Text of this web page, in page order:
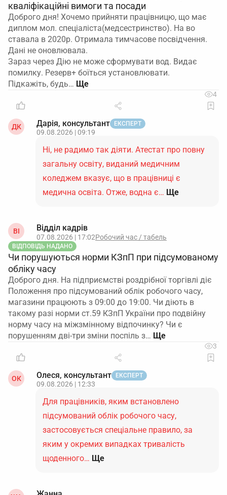
кваліфікаційні вимоги та посади
Доброго дня! Хочемо прийняти працівницю, що має
диплом мол. спеціаліста(медсестринство). На во
ставала в 2020р. Отримала тимчасове посвідчення.
Дані не оновлювала.
Зараз через Дію не може сформувати вод. Видає
помилку. Резерв+ боїться установлювати.
Підкажіть, будь…
4
ДК Дарія, консультант ЕКСПЕРТ
09.08.2026 | 09:19
Ні, не радимо так діяти. Атестат про повну
загальну освіту, виданий медичним
коледжем вказує, що в працівниці є
медична освіта. Отже, водна є… Ще
ВІ Відділ кадрів
07.08.2026 | 17:02Робочий час / табель
ВІДПОВІДЬ НАДАНО
Чи порушуються норми КЗпП при підсумованому
обліку часу
Доброго дня. На підприємстві роздрібної торгівлі діє
Положення про підсумований облік робочого часу,
магазини працюють з 09:00 до 19:00. Чи діють в
такому разі норми ст.59 КЗпП України про подвійну
норму часу на міжзмінному відпочинку? Чи є
порушенням дві-три зміни поспіль з…
3
ОК Олеся, консультант ЕКСПЕРТ
09.08.2026 | 12:33
Для працівників, яким встановлено
підсумований облік робочого часу,
застосовується спеціальне правило, за
яким у окремих випадках тривалість
щоденного… Ще